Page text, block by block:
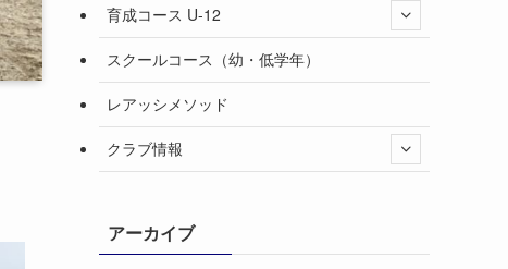
育成コース U-12
スクールコース（幼・低学年）
レアッシメソッド
クラブ情報
アーカイブ